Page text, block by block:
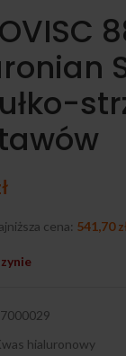
cena: 541,70
hialuronowy